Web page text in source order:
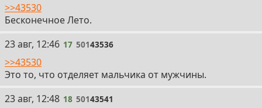
>>43530
Бесконечное Лето.
17
23 авг, 12:46 17 50143536
>>43530
Это то, что отделяет мальчика от мужчины.
18
23 авг, 12:48 18 50143541